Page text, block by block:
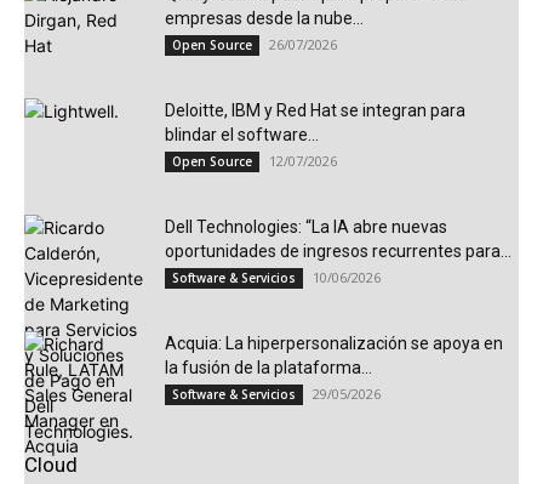
empresas desde la nube...
Open Source 26/07/2026
Deloitte, IBM y Red Hat se integran para
blindar el software...
Open Source 12/07/2026
Dell Technologies: “La IA abre nuevas
oportunidades de ingresos recurrentes para...
Software & Servicios 10/06/2026
Acquia: La hiperpersonalización se apoya en
la fusión de la plataforma...
Software & Servicios 29/05/2026
Cloud